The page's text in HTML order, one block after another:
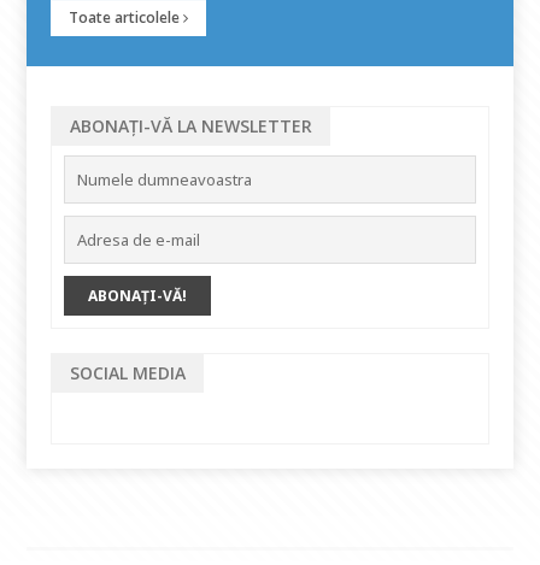
Toate articolele
ABONAȚI-VĂ LA NEWSLETTER
SOCIAL MEDIA